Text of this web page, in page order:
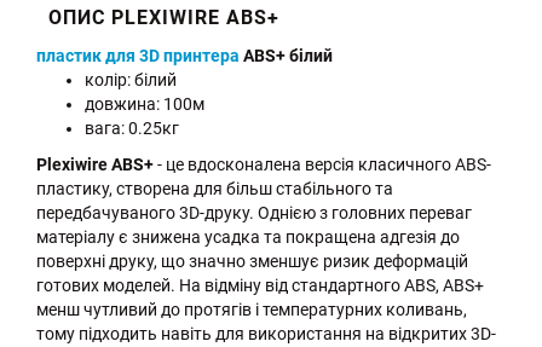
ОПИС PLEXIWIRE ABS+
пластик для 3D принтера ABS+ білий
колір: білий
довжина: 100м
вага: 0.25кг
Plexiwire ABS+- це вдосконалена версія класичного ABS-
пластику, створена для більш стабільного та
передбачуваного 3D-друку. Однією з головних переваг
матеріалу є знижена усадка та покращена адгезія до
поверхні друку, що значно зменшує ризик деформацій
готових моделей. На відміну від стандартного ABS, ABS+
менш чутливий до протягів і температурних коливань,
тому підходить навіть для використання на відкритих 3D-